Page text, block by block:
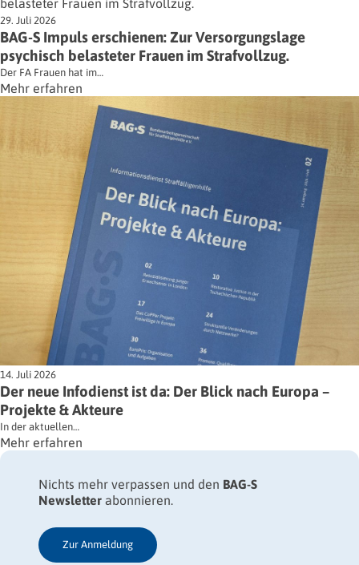
29. Juli 2026
BAG-S Impuls erschienen: Zur Versorgungslage
psychisch belasteter Frauen im Strafvollzug.
Der FA Frauen hat im…
Mehr erfahren
14. Juli 2026
Der neue Infodienst ist da: Der Blick nach Europa –
Projekte & Akteure
In der aktuellen…
Mehr erfahren
Nichts mehr verpassen und den BAG-S
Newsletter abonnieren.
Zur Anmeldung